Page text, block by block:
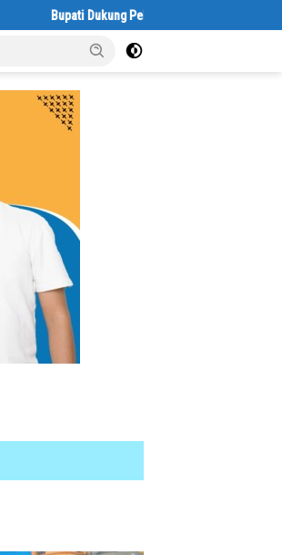
Bupati Dukung Pelestarian Budaya Melayu Melalui